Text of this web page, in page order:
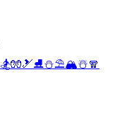
🏂🧤🎿⛸️⛄⛱️🏔️☃️🧣